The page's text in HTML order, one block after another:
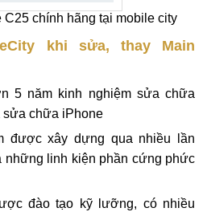
chính hãng tại mobile city
khi sửa, thay Main
5 năm kinh nghiệm sửa chữa
sửa chữa iPhone
được xây dựng qua nhiều lần
những linh kiện phần cứng phức
đào tạo kỹ lưỡng, có nhiều